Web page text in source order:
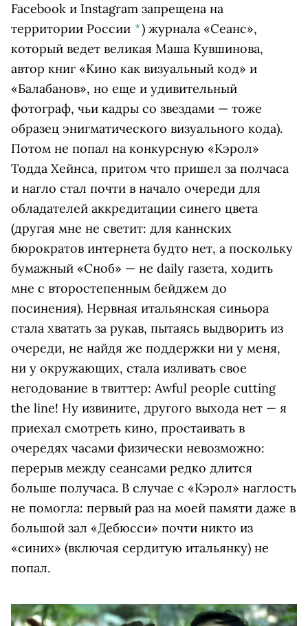
Facebook и Instagram запрещена на
территории России *) журнала «Сеанс»,
который ведет великая Маша Кувшинова,
автор книг «Кино как визуальный код» и
«Балабанов», но еще и удивительный
фотограф, чьи кадры со звездами — тоже
образец энигматического визуального кода).
Потом не попал на конкурсную «Кэрол»
Тодда Хейнса, притом что пришел за полчаса
и нагло стал почти в начало очереди для
обладателей аккредитации синего цвета
(другая мне не светит: для каннских
бюрократов интернета будто нет, а поскольку
бумажный «Сноб» — не daily газета, ходить
мне с второстепенным бейджем до
посинения). Нервная итальянская синьора
стала хватать за рукав, пытаясь выдворить из
очереди, не найдя же поддержки ни у меня,
ни у окружающих, стала изливать свое
негодование в твиттер: Awful people cutting
the line! Ну извините, другого выхода нет — я
приехал смотреть кино, простаивать в
очередях часами физически невозможно:
перерыв между сеансами редко длится
больше получаса. В случае с «Кэрол» наглость
не помогла: первый раз на моей памяти даже в
большой зал «Дебюсси» почти никто из
«синих» (включая сердитую итальянку) не
попал.